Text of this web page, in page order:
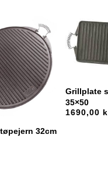
32cm
Grillplate
35×50
1690,00